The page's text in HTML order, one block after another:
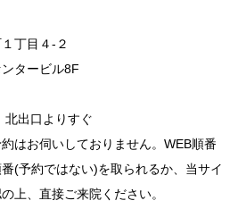
丁目４‐２
タービル8F
出口よりすぐ
はお伺いしておりません。WEB順番
(予約ではない)を取られるか、当サイ
上、直接ご来院ください。